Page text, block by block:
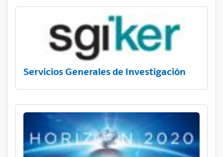
Servicios Generales de Investigación